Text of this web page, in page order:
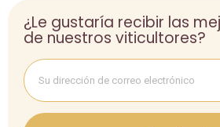
¿Le gustaría recibir las
de nuestros viticultores?